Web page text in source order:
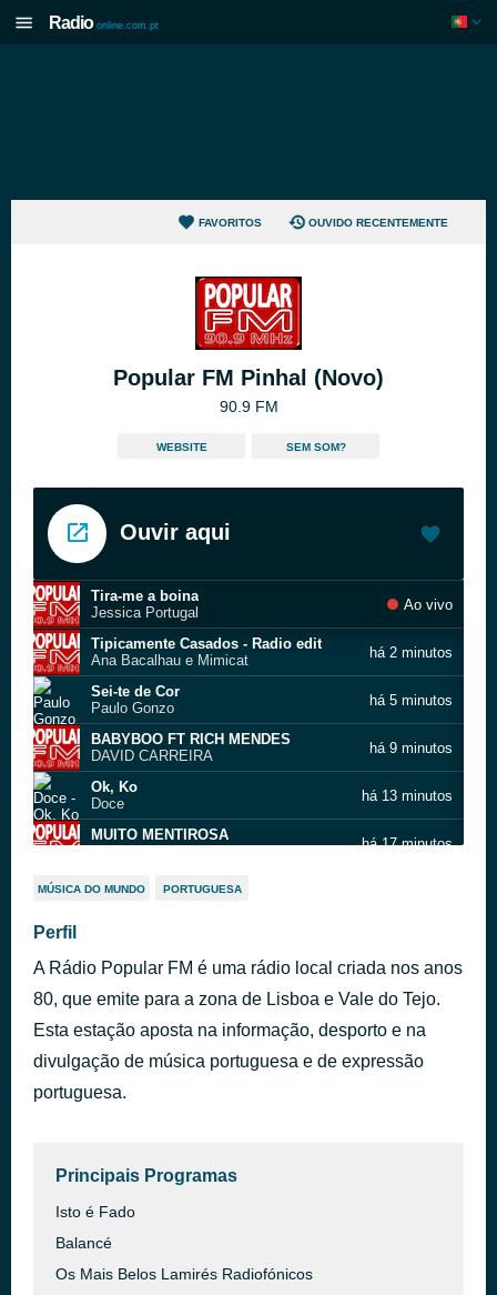
Radio online.com.pt
FAVORITOS OUVIDO RECENTEMENTE
Popular FM Pinhal (Novo)
90.9 FM
WEBSITE SEM SOM?
Ouvir aqui
Tira-me a boina
Jessica Portugal
Ao vivo
Tipicamente Casados - Radio edit
Ana Bacalhau e Mimicat
há 2 minutos
Sei-te de Cor
Paulo Gonzo
há 5 minutos
BABYBOO FT RICH MENDES
DAVID CARREIRA
há 9 minutos
Ok, Ko
Doce
há 13 minutos
MUITO MENTIROSA
há 17 minutos
Sobre Todas As Coisas
SAGITARIO
PEDRO FLORES
Não (Me) Percas
Pedro Khima
há 39 minutos
MÚSICA DO MUNDO PORTUGUESA
Perfil
A Rádio Popular FM é uma rádio local criada nos anos
80, que emite para a zona de Lisboa e Vale do Tejo.
Esta estação aposta na informação, desporto e na
divulgação de música portuguesa e de expressão
portuguesa.
Principais Programas
Isto é Fado
Balancé
Os Mais Belos Lamirés Radiofónicos